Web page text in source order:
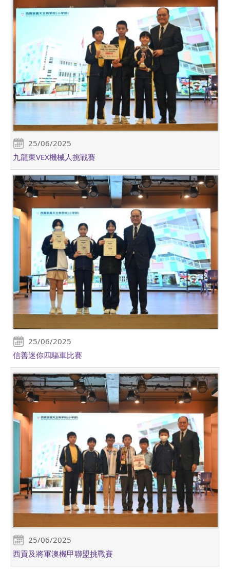
25/06/2025
九龍東VEX機械人挑戰賽
25/06/2025
信善迷你四驅車比賽
25/06/2025
西貢及將軍澳機甲聯盟挑戰賽